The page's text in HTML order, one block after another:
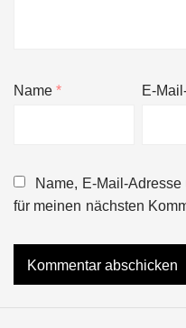
Name* E-
Name, E-Mail-
für meinen nächsten